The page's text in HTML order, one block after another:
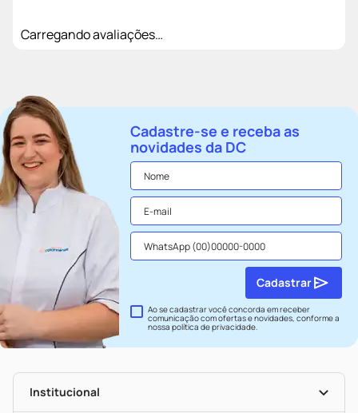
Carregando avaliações…
Cadastre-se e receba as
novidades da DC
Ao se cadastrar você concorda em receber
comunicação com ofertas e novidades, conforme a
nossapolítica de privacidade.
Cadastrar
Institucional